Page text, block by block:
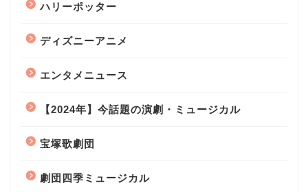
ハリーポッター
ディズニーアニメ
エンタメニュース
【2024年】今話題の演劇・ミュージカル
宝塚歌劇団
劇団四季ミュージカル